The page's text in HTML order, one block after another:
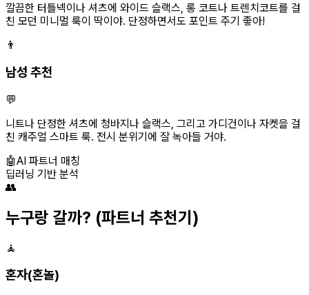
깔끔한 터틀넥이나 셔츠에 와이드 슬랙스, 롱 코트나 트렌치코트를 걸
친 모던 미니멀 룩이 딱이야. 단정하면서도 포인트 주기 좋아!
👨
남성 추천
💬
니트나 단정한 셔츠에 청바지나 슬랙스, 그리고 가디건이나 자켓을 걸
친 캐주얼 스마트 룩. 전시 분위기에 잘 녹아들 거야.
🤖AI 파트너 매칭
딥러닝 기반 분석
👥
누구랑 갈까? (파트너 추천기)
🧘
혼자(혼놀)